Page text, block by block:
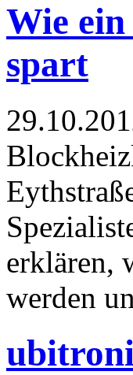
Wie
spart
erklären,
werden